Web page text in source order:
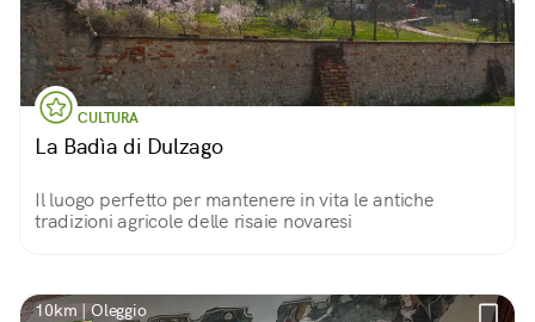
CULTURA
La Badìa di Dulzago
Il luogo perfetto per mantenere in vita le antiche
tradizioni agricole delle risaie novaresi
10km | Oleggio